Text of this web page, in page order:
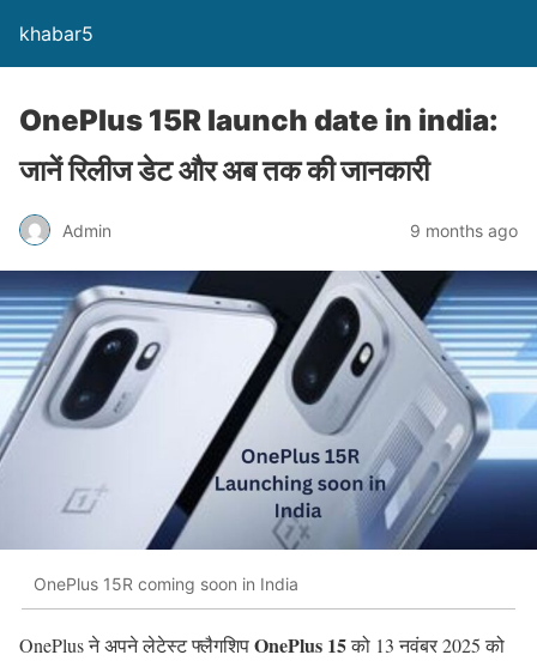
khabar5
OnePlus 15R launch date in india:
जानें रिलीज डेट और अब तक की जानकारी
Admin 9 months ago
OnePlus 15R coming soon in India
OnePlus ने अपने लेटेस्ट फ्लैगशिपOnePlus 15को 13 नवंबर 2025 को